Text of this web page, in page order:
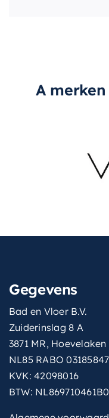
A
Gegevens
Bad en Vloer B.V.
Zuiderinslag 8 A
3871 MR, Hoevelaken
NL85 RABO
KVK: 42098016
BTW: